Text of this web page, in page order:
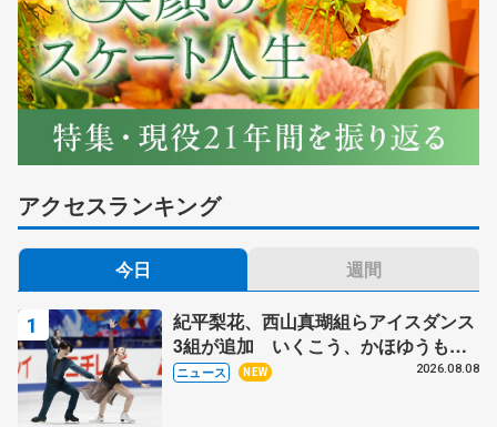
アクセスランキング
今日 週間
紀平梨花、西山真瑚組らアイスダンス
3組が追加 いくこう、かほゆうも、
木下グループ杯
ニュース NEW 2026.08.08